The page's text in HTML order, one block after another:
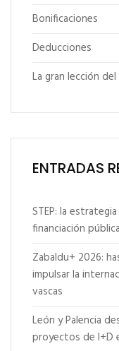
Bonificaciones
Deducciones
La gran lección del
ENTRADAS
STEP: la
financiación
Zabaldu+ 2026:
impulsar la
vascas
León y Palencia
proyectos de I+D